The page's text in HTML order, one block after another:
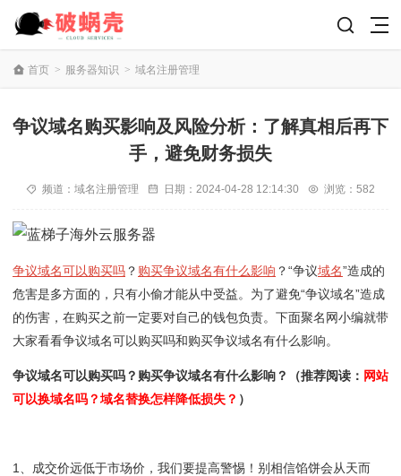
首页 > 服务器知识 > 域名注册管理
争议域名购买影响及风险分析：了解真相后再下
手，避免财务损失
频道： 域名注册管理 日期： 2024-04-28 12:14:30 浏览：582
争议域名可以购买吗 ？ 购买争议域名有什么影响 ？“争议域名”造成的
危害是多方面的，只有小偷才能从中受益。为了避免“争议域名”造成
的伤害，在购买之前一定要对自己的钱包负责。下面聚名网小编就带
大家看看争议域名可以购买吗和购买争议域名有什么影响。
争议域名可以购买吗？购买争议域名有什么影响？（推荐阅读： 网站
可以换域名吗？域名替换怎样降低损失？ ）
1、成交价远低于市场价，我们要提高警惕！别相信馅饼会从天而